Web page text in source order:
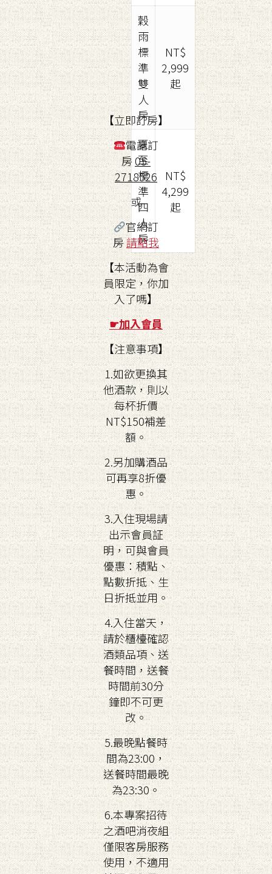
穀
雨
標
準
雙
人
房
NT$
2,999
起
夏
至
標
準
四
人
房
NT$
4,299
起
【立即訂房】
電話訂
房05-
2718526
或
官網訂
房請點我
【本活動為會
員限定，你加
入了嗎】
☛加入會員
【注意事項】
1.如欲更換其
他酒款，則以
每杯折價
NT$150補差
額。
2.另加購酒品
可再享8折優
惠。
3.入住現場請
出示會員証
明，可與會員
優惠：積點、
點數折抵、生
日折抵並用。
4.入住當天，
請於櫃檯確認
酒類品項、送
餐時間，送餐
時間前30分
鐘即不可更
改。
5.最晚點餐時
間為23:00，
送餐時間最晚
為23:30。
6.本專案招待
之酒吧消夜組
僅限客房服務
使用，不適用